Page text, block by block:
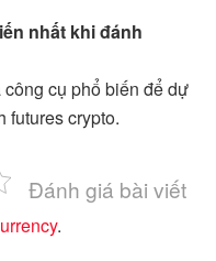
nhất khi đánh
cụ phổ biến để dự
futures crypto.
Đánh giá bài viết
.